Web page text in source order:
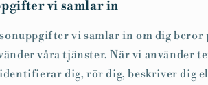
vi samlar in
vi samlar in om dig beror
våra tjänster. När vi använder
dig, rör dig, beskriver dig